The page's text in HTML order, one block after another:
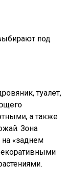
под
туалет,
а также
Зона
на «заднем